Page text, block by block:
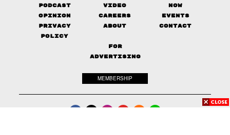
Podcast
Video
Now
Opinion
Careers
Events
Privacy
Policy
About Contact
FOR
ADVERTISING
MEMBERSHIP